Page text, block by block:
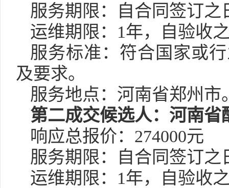
服务期限：自合同签订之
运维期限： 1年，自验收
服务标准：符合国家或
及要求。
服务地点：河南省郑州市
第二成交候选人：河南
响应总报价： 274000元
服务期限：自合同签订之
运维期限： 1年，自验收